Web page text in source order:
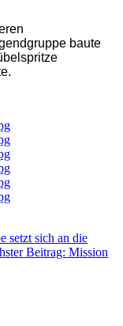
baute
setzt sich an die
Beitrag: Mission